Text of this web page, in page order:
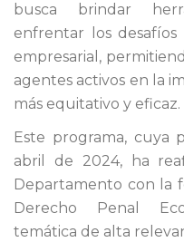
busca brindar
enfrentar los
empresarial,
agentes activos en la
más equitativo y eficaz.
Este programa, cuya
abril de 2024, ha
Departamento con la
Derecho Penal
temática de alta